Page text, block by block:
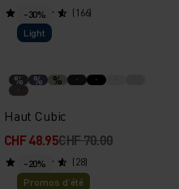
(166)
-30%
Light
% % %
Haut Cubic
CHF 48.95CHF 70.00
(28)
-20%
Promos d’été